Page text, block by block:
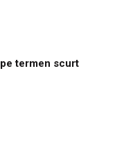
termen scurt